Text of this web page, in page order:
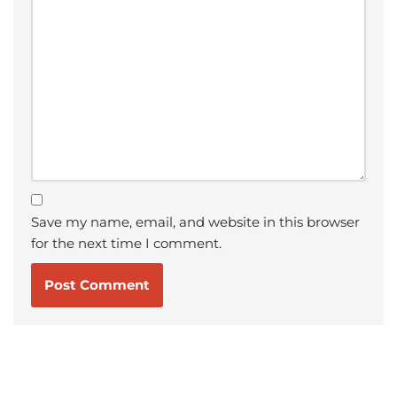
Save my name, email, and website in this browser
for the next time I comment.